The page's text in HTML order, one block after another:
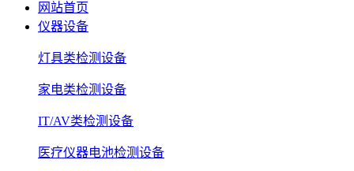
网站首页
仪器设备
灯具类检测设备
家电类检测设备
IT/AV类检测设备
医疗仪器电池检测设备